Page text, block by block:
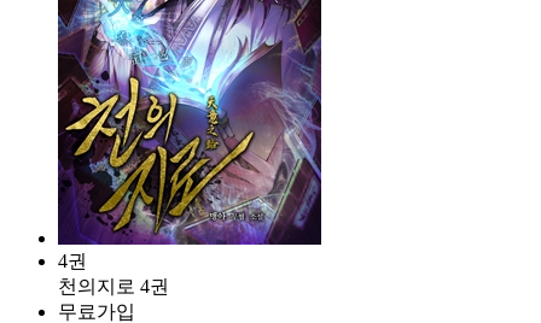
4권
천의지로 4권
무료가입